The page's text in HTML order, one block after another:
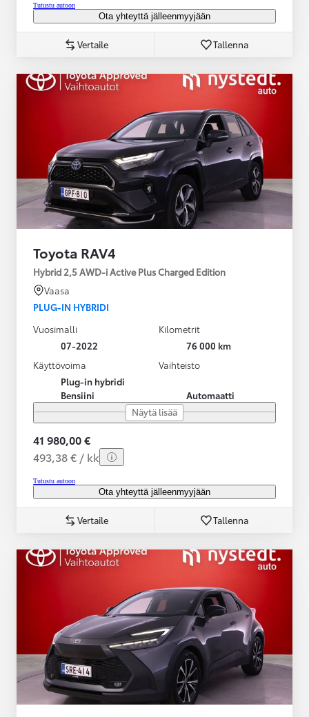
Tutustu autoon
Ota yhteyttä jälleenmyyjään
Vertaile Tallenna
Toyota RAV4
Hybrid 2,5 AWD-i Active Plus Charged Edition
Vaasa
PLUG-IN HYBRIDI
Vuosimalli
07-2022
Kilometrit
76 000 km
Käyttövoima
Plug-in hybridi
Bensiini
Vaihteisto
Automaatti
Näytä lisää
41 980,00 €
493,38 € / kk
Tutustu autoon
Ota yhteyttä jälleenmyyjään
Vertaile Tallenna